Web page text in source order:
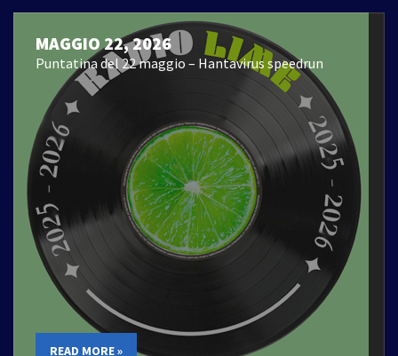
MAGGIO 22, 2026
Puntatina del 22 maggio – Hantavirus speedrun
READ MORE »